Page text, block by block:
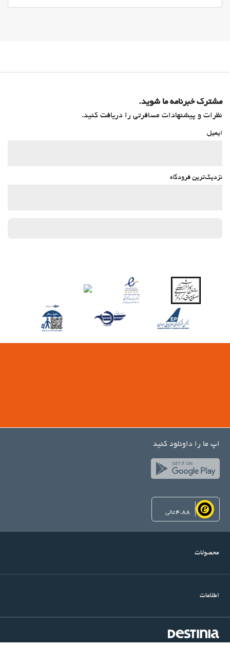
مشترک خبرنامه ما شوید.
نظرات و پیشنهادات مسافرتی را دریافت کنید.
ایمیل
نزدیک‌ترین فرودگاه
اپ ما را داونلود کنید
4.88عالی
محصولات
اطلاعات